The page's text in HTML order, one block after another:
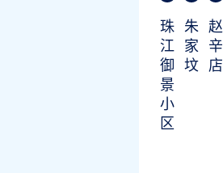
珠
江
御
景
小
区
朱
家
坟
赵
辛
店